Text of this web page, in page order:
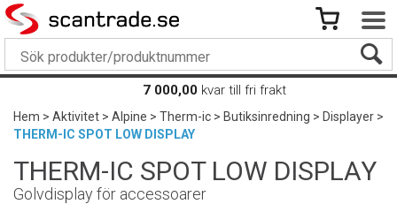
7 000,00 kvar till fri frakt
Hem>Aktivitet>Alpine>Therm-ic>Butiksinredning>Displayer>
THERM-IC SPOT LOW DISPLAY
THERM-IC SPOT LOW DISPLAY
Golvdisplay för accessoarer